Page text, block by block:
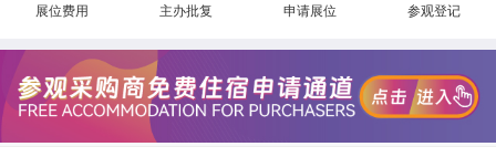
展位费用 主办批复 申请展位 参观登记